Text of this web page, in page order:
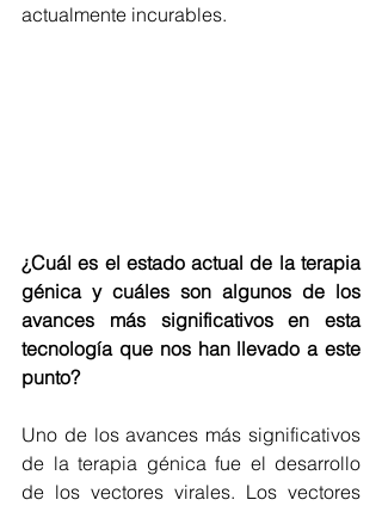
actualmente incurables.
¿Cuál es el estado actual de la terapia
génica y cuáles son algunos de los
avances más significativos en esta
tecnología que nos han llevado a este
punto?
Uno de los avances más significativos
de la terapia génica fue el desarrollo
de los vectores virales. Los vectores